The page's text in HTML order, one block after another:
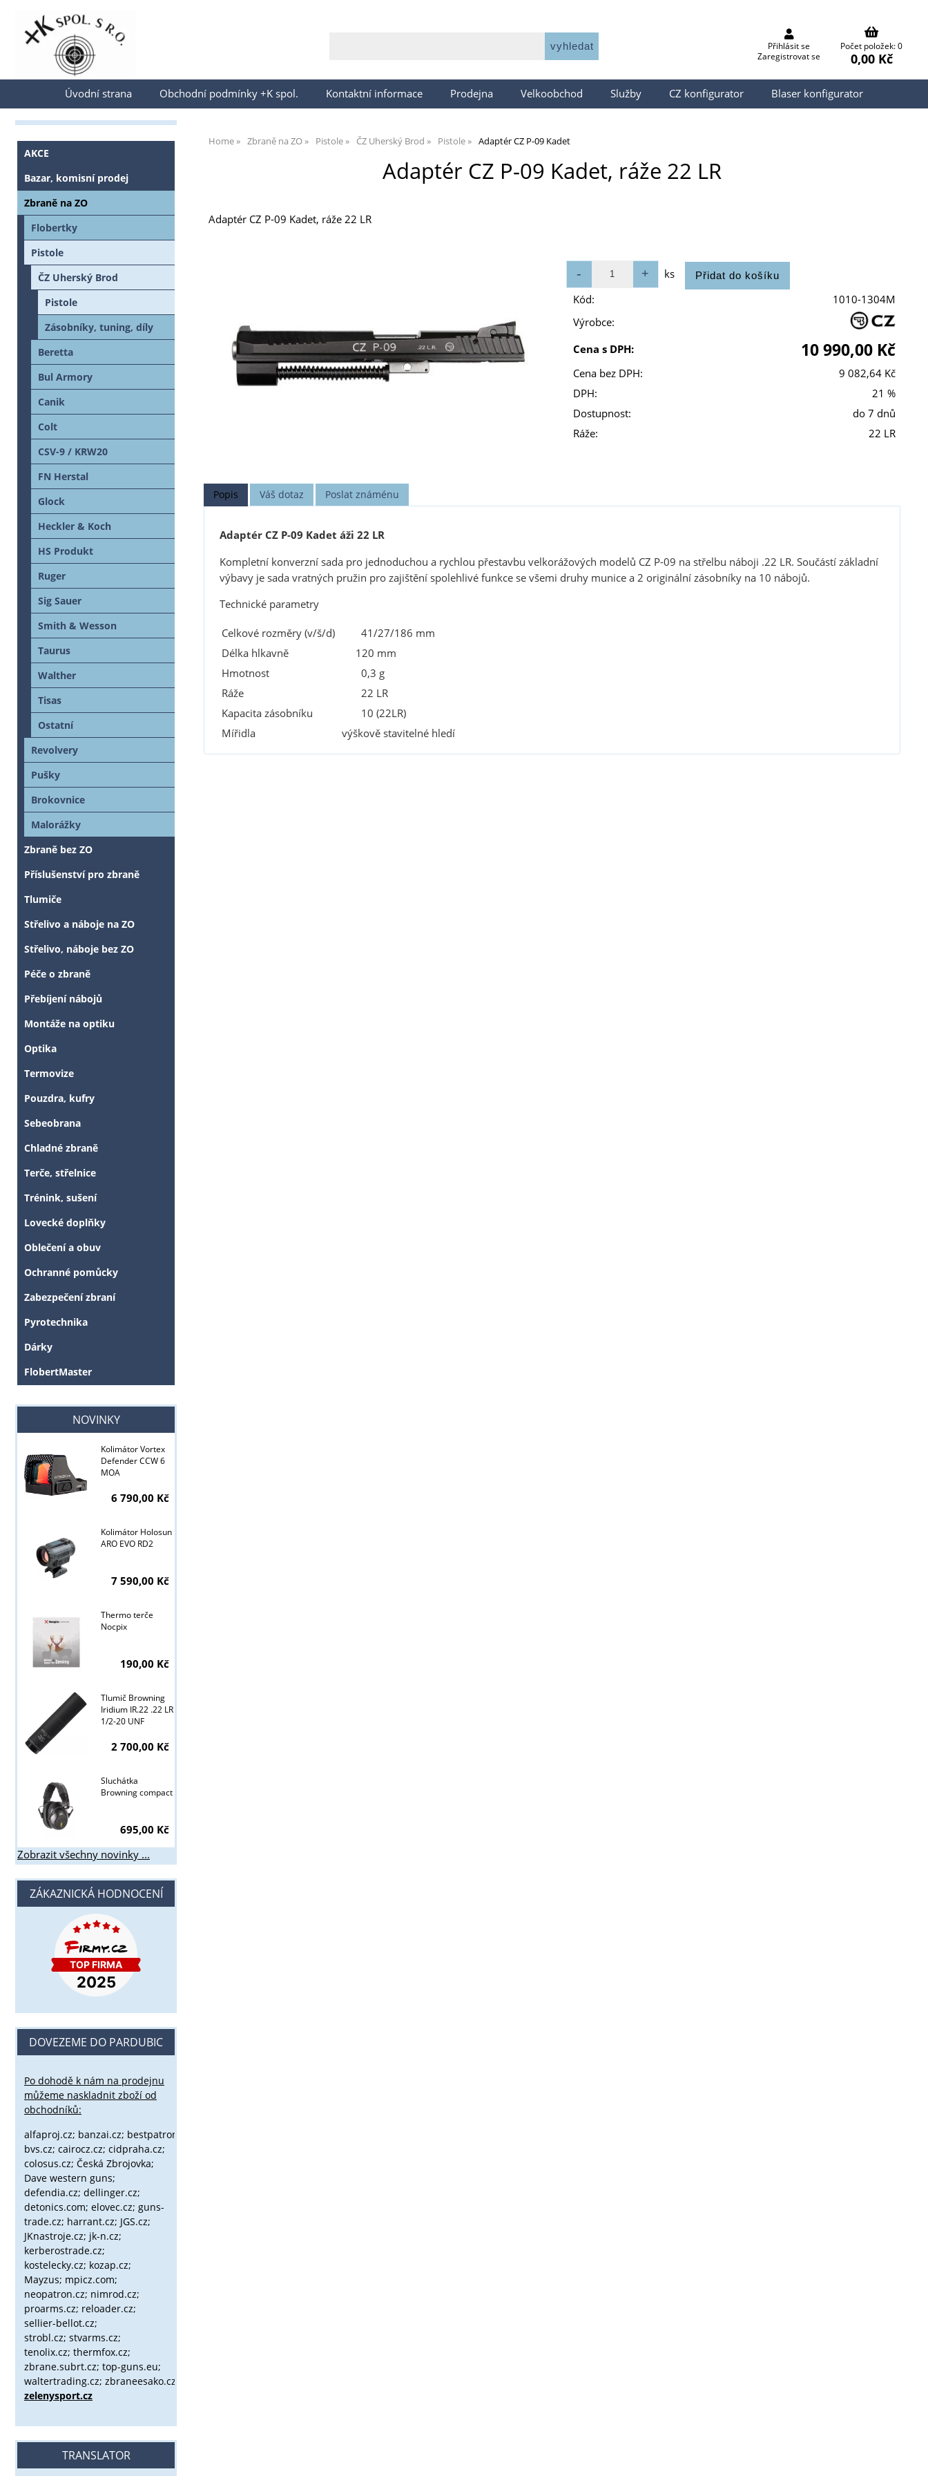
Přihlásit se
Přihlásit se
Zaregistrovat se
Počet položek: 0
0,00 Kč
Úvodní strana Obchodní podmínky +K spol. Kontaktní informace Prodejna Velkoobchod Služby CZ konfigurator Blaser konfigurator
Home Zbraně na ZO Pistole ČZ Uherský Brod Pistole Adaptér CZ P-09 Kadet
Adaptér CZ P-09 Kadet, ráže 22 LR
Adaptér CZ P-09 Kadet, ráže 22 LR
ks
Kód:
1010-1304M
Výrobce:
Cena s DPH:
10 990,00 Kč
Cena bez DPH:
9 082,64 Kč
DPH:
21 %
Dostupnost:
do 7 dnů
Ráže:
22 LR
Popis Váš dotaz Poslat známénu
Adaptér CZ P-09 Kadet áži 22 LR
Kompletní konverzní sada pro jednoduchou a rychlou přestavbu velkorážových modelů CZ P-09 na střelbu náboji .22 LR. Součástí základní
výbavy je sada vratných pružin pro zajištění spolehlivé funkce se všemi druhy munice a 2 originální zásobníky na 10 nábojů.
Technické parametry
Celkové rozměry (v/š/d)
41/27/186 mm
Délka hlkavně
120 mm
Hmotnost
0,3 g
Ráže
22 LR
Kapacita zásobníku
10 (22LR)
Mířidla
výškově stavitelné hledí
AKCE
Bazar, komisní prodej
Zbraně na ZO
Flobertky
Pistole
ČZ Uherský Brod
Pistole
Zásobníky, tuning, díly
Beretta
Bul Armory
Canik
Colt
CSV-9 / KRW20
FN Herstal
Glock
Heckler & Koch
HS Produkt
Ruger
Sig Sauer
Smith & Wesson
Taurus
Walther
Tisas
Ostatní
Revolvery
Pušky
Brokovnice
Malorážky
Zbraně bez ZO
Příslušenství pro zbraně
Tlumiče
Střelivo a náboje na ZO
Střelivo, náboje bez ZO
Péče o zbraně
Přebíjení nábojů
Montáže na optiku
Optika
Termovize
Pouzdra, kufry
Sebeobrana
Chladné zbraně
Terče, střelnice
Trénink, sušení
Lovecké doplňky
Oblečení a obuv
Ochranné pomůcky
Zabezpečení zbraní
Pyrotechnika
Dárky
FlobertMaster
NOVINKY
Kolimátor Vortex
Defender CCW 6
MOA
6 790,00 Kč
Kolimátor Holosun
ARO EVO RD2
7 590,00 Kč
Thermo terče
Nocpix
190,00 Kč
Tlumič Browning
Iridium IR.22 .22 LR
1/2-20 UNF
2 700,00 Kč
Sluchátka
Browning compact
695,00 Kč
Zobrazit všechny novinky ...
ZÁKAZNICKÁ HODNOCENÍ
DOVEZEME DO PARDUBIC
Po dohodě k nám na prodejnu
můžeme naskladnit zboží od
obchodníků:
alfaproj.cz; banzai.cz; bestpatron.eu;
bvs.cz; cairocz.cz; cidpraha.cz;
colosus.cz; Česká Zbrojovka;
Dave western guns;
defendia.cz; dellinger.cz;
detonics.com; elovec.cz; guns-
trade.cz; harrant.cz; JGS.cz;
JKnastroje.cz; jk-n.cz;
kerberostrade.cz;
kostelecky.cz; kozap.cz;
Mayzus; mpicz.com;
neopatron.cz; nimrod.cz;
proarms.cz; reloader.cz;
sellier-bellot.cz;
strobl.cz; stvarms.cz;
tenolix.cz; thermfox.cz;
zbrane.subrt.cz; top-guns.eu;
waltertrading.cz; zbraneesako.cz;
zelenysport.cz
TRANSLATOR